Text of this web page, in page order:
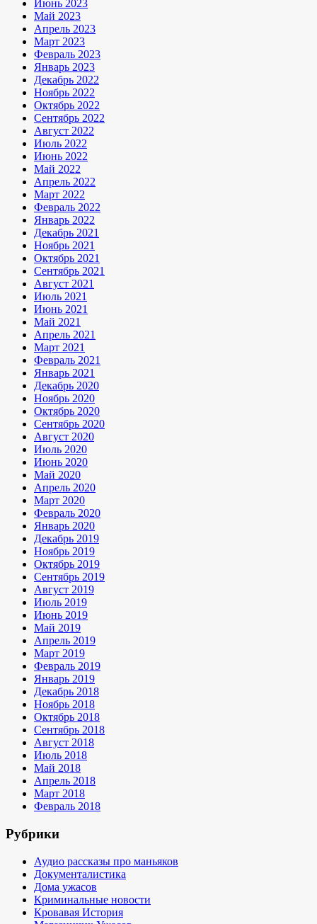
Июнь 2023
Май 2023
Апрель 2023
Март 2023
Февраль 2023
Январь 2023
Декабрь 2022
Ноябрь 2022
Октябрь 2022
Сентябрь 2022
Август 2022
Июль 2022
Июнь 2022
Май 2022
Апрель 2022
Март 2022
Февраль 2022
Январь 2022
Декабрь 2021
Ноябрь 2021
Октябрь 2021
Сентябрь 2021
Август 2021
Июль 2021
Июнь 2021
Май 2021
Апрель 2021
Март 2021
Февраль 2021
Январь 2021
Декабрь 2020
Ноябрь 2020
Октябрь 2020
Сентябрь 2020
Август 2020
Июль 2020
Июнь 2020
Май 2020
Апрель 2020
Март 2020
Февраль 2020
Январь 2020
Декабрь 2019
Ноябрь 2019
Октябрь 2019
Сентябрь 2019
Август 2019
Июль 2019
Июнь 2019
Май 2019
Апрель 2019
Март 2019
Февраль 2019
Январь 2019
Декабрь 2018
Ноябрь 2018
Октябрь 2018
Сентябрь 2018
Август 2018
Июль 2018
Май 2018
Апрель 2018
Март 2018
Февраль 2018
Рубрики
Аудио рассказы про маньяков
Документалистика
Дома ужасов
Криминальные новости
Кровавая История